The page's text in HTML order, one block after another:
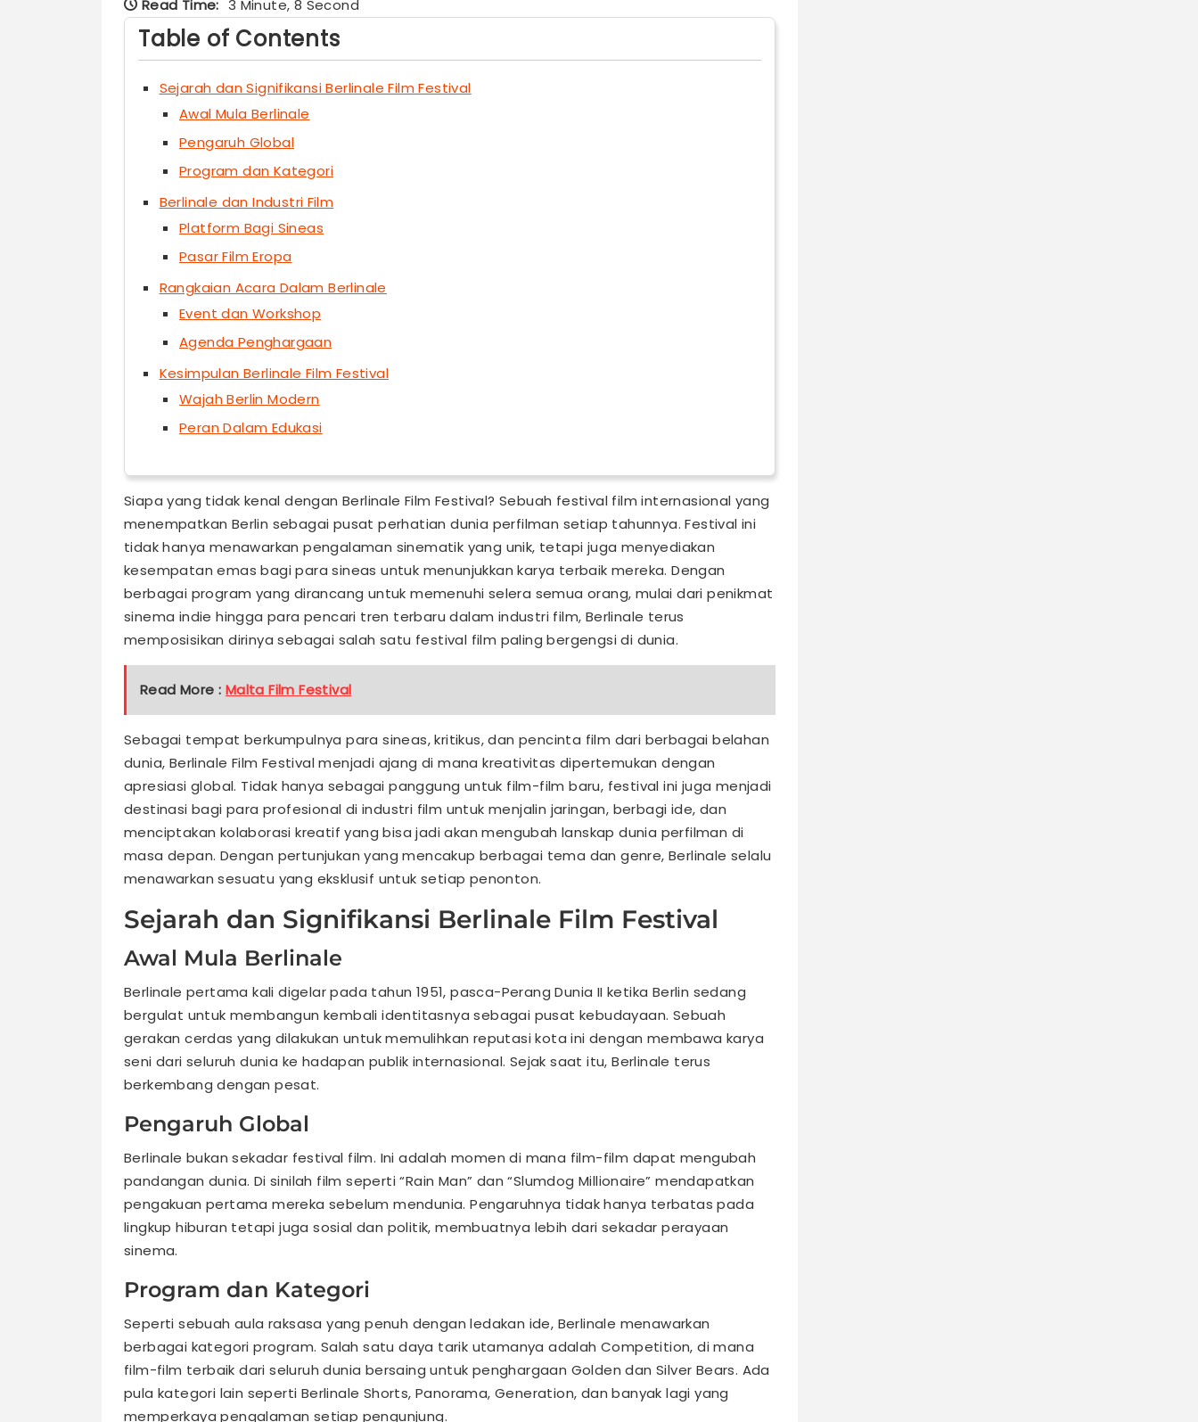
Read Time: 3 Minute, 8 Second
Table of Contents
Sejarah dan Signifikansi Berlinale Film Festival
Awal Mula Berlinale
Pengaruh Global
Program dan Kategori
Berlinale dan Industri Film
Platform Bagi Sineas
Pasar Film Eropa
Rangkaian Acara Dalam Berlinale
Event dan Workshop
Agenda Penghargaan
Kesimpulan Berlinale Film Festival
Wajah Berlin Modern
Peran Dalam Edukasi
Siapa yang tidak kenal dengan Berlinale Film Festival? Sebuah festival film internasional yang
menempatkan Berlin sebagai pusat perhatian dunia perfilman setiap tahunnya. Festival ini
tidak hanya menawarkan pengalaman sinematik yang unik, tetapi juga menyediakan
kesempatan emas bagi para sineas untuk menunjukkan karya terbaik mereka. Dengan
berbagai program yang dirancang untuk memenuhi selera semua orang, mulai dari penikmat
sinema indie hingga para pencari tren terbaru dalam industri film, Berlinale terus
memposisikan dirinya sebagai salah satu festival film paling bergengsi di dunia.
Read More : Malta Film Festival
Sebagai tempat berkumpulnya para sineas, kritikus, dan pencinta film dari berbagai belahan
dunia, Berlinale Film Festival menjadi ajang di mana kreativitas dipertemukan dengan
apresiasi global. Tidak hanya sebagai panggung untuk film-film baru, festival ini juga menjadi
destinasi bagi para profesional di industri film untuk menjalin jaringan, berbagi ide, dan
menciptakan kolaborasi kreatif yang bisa jadi akan mengubah lanskap dunia perfilman di
masa depan. Dengan pertunjukan yang mencakup berbagai tema dan genre, Berlinale selalu
menawarkan sesuatu yang eksklusif untuk setiap penonton.
Sejarah dan Signifikansi Berlinale Film Festival
Awal Mula Berlinale
Berlinale pertama kali digelar pada tahun 1951, pasca-Perang Dunia II ketika Berlin sedang
bergulat untuk membangun kembali identitasnya sebagai pusat kebudayaan. Sebuah
gerakan cerdas yang dilakukan untuk memulihkan reputasi kota ini dengan membawa karya
seni dari seluruh dunia ke hadapan publik internasional. Sejak saat itu, Berlinale terus
berkembang dengan pesat.
Pengaruh Global
Berlinale bukan sekadar festival film. Ini adalah momen di mana film-film dapat mengubah
pandangan dunia. Di sinilah film seperti “Rain Man” dan “Slumdog Millionaire” mendapatkan
pengakuan pertama mereka sebelum mendunia. Pengaruhnya tidak hanya terbatas pada
lingkup hiburan tetapi juga sosial dan politik, membuatnya lebih dari sekadar perayaan
sinema.
Program dan Kategori
Seperti sebuah aula raksasa yang penuh dengan ledakan ide, Berlinale menawarkan
berbagai kategori program. Salah satu daya tarik utamanya adalah Competition, di mana
film-film terbaik dari seluruh dunia bersaing untuk penghargaan Golden dan Silver Bears. Ada
pula kategori lain seperti Berlinale Shorts, Panorama, Generation, dan banyak lagi yang
memperkaya pengalaman setiap pengunjung.